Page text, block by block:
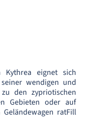
eignet sich
wendigen und
den zypriotischen
Gebieten oder auf
ratFill